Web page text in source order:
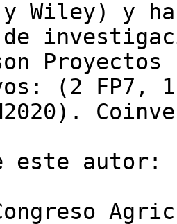
Wiley) y
de
(2 FP7, 1
este autor: